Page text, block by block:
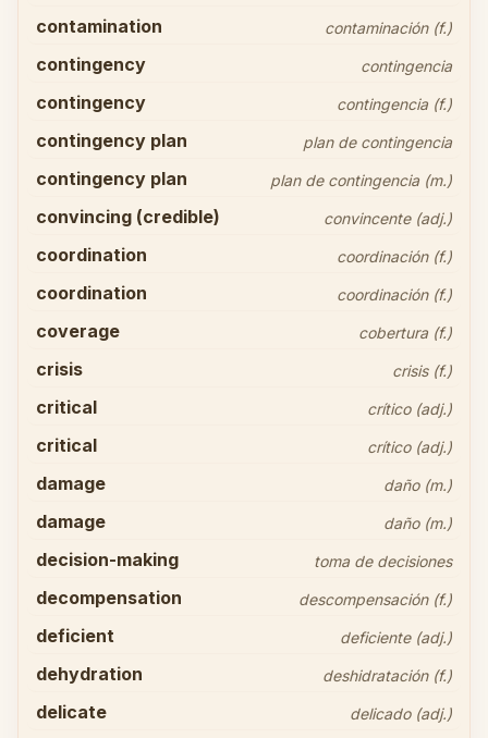
contamination contaminación (f.)
contingency contingencia
contingency contingencia (f.)
contingency plan plan de contingencia
contingency plan plan de contingencia (m.)
convincing (credible) convincente (adj.)
coordination coordinación (f.)
coordination coordinación (f.)
coverage cobertura (f.)
crisis crisis (f.)
critical crítico (adj.)
critical crítico (adj.)
damage daño (m.)
damage daño (m.)
decision-making toma de decisiones
decompensation descompensación (f.)
deficient deficiente (adj.)
dehydration deshidratación (f.)
delicate delicado (adj.)